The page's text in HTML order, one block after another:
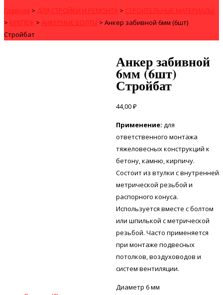
Главная > ДЛЯ СТРОЙКИ И РЕМОНТА > СТРОИТЕЛЬНЫЕ МАТЕРИАЛЫ
> КРЕПЁЖ > АНКЕРНЫЕ БОЛТЫ > Анкер забивной 6мм (6шт)
Стройбат
Анкер забивной
6мм (6шт)
Стройбат
44,00₽
Применение: для
ответственного монтажа
тяжеловесных конструкций к
бетону, камню, кирпичу.
Состоит из втулки с внутренней
метрической резьбой и
распорного конуса.
Используется вместе с болтом
или шпилькой с метрической
резьбой. Часто применяется
при монтаже подвесных
потолков, воздуховодов и
систем вентиляции.
Диаметр 6 мм